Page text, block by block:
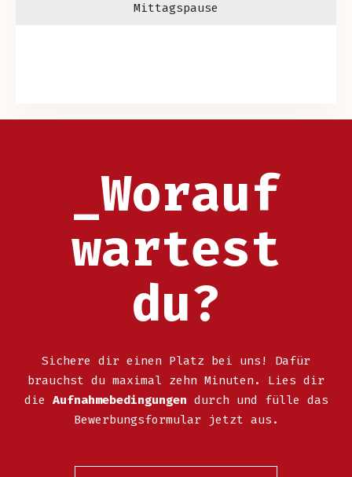
Mittagspause
_Worauf
wartest
du?
Sichere dir einen Platz bei uns! Dafür
brauchst du maximal zehn Minuten. Lies dir
die Aufnahmebedingungen durch und fülle das
Bewerbungsformular jetzt aus.